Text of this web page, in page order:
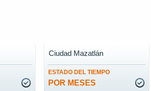
ESTADO DEL TIEMPO
POR MESES
Ciudad Mazatlán